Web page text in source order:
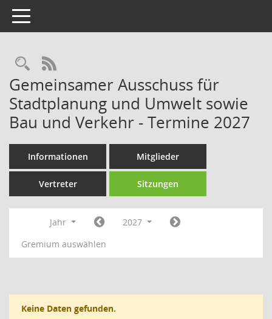
Toggle navigation
Rechercheauswahl
RSS-Feed
Gemeinsamer Ausschuss für
Stadtplanung und Umwelt sowie
Bau und Verkehr - Termine 2027
Informationen Mitglieder
Vertreter Sitzungen
Jahr
2027
Gremium auswählen
Keine Daten gefunden.